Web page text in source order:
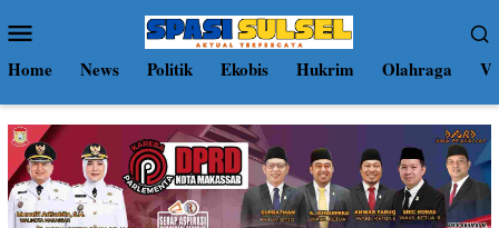
ke
kontenMobile
Home News Politik Ekobis Hukrim Olahraga